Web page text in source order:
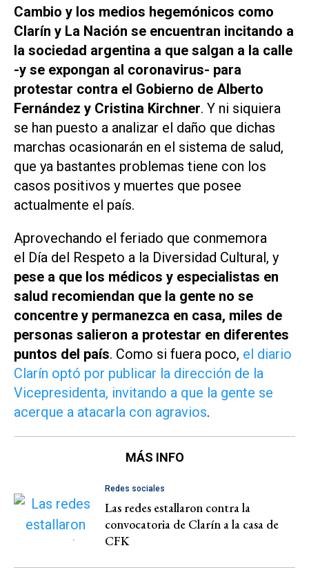
Cambio y los medios hegemónicos como
Clarín y La Nación se encuentran incitando a
la sociedad argentina a que salgan a la calle
-y se expongan al coronavirus- para
protestar contra el Gobierno de Alberto
Fernández y Cristina Kirchner. Y ni siquiera
se han puesto a analizar el daño que dichas
marchas ocasionarán en el sistema de salud,
que ya bastantes problemas tiene con los
casos positivos y muertes que posee
actualmente el país.
Aprovechando el feriado que conmemora
el Día del Respeto a la Diversidad Cultural, y
pese a que los médicos y especialistas en
salud recomiendan que la gente no se
concentre y permanezca en casa, miles de
personas salieron a protestar en diferentes
puntos del país. Como si fuera poco, el diario
Clarín optó por publicar la dirección de la
Vicepresidenta, invitando a que la gente se
acerque a atacarla con agravios.
MÁS INFO
Redes sociales
Las redes estallaron contra la
convocatoria de Clarín a la casa de
CFK